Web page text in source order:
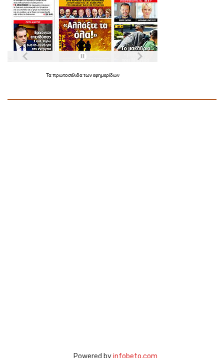
Ταπρωτοσέλιδατωνεφημερίδων